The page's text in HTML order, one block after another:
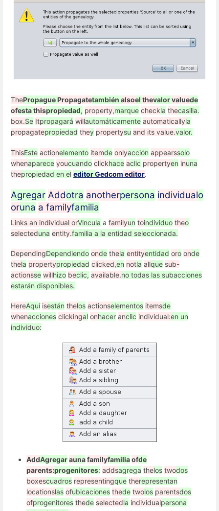
ThePropague Propagatetambién alsoel thevalorvaluede
ofestathispropiedad, property,marque checkla thecasilla.
box.Se Itpropagará willautomáticamente automaticallyla
propagatepropiedad they propertysu and its value.valor.
ThisEste actionelemento itemde onlyacción appearssolo
whenaparece youcuando clickhace aclic propertyen inuna
thepropiedad en el editorGedcom editor.
Agregar Addotra anotherpersona individualo
oruna a familyfamilia
Links an individual orVincula a familyun toindividuo theo
selecteduna entity.familia a la entidad seleccionada.
DependingDependiendo onde thela entityentidad oro onde
thela propertypropiedad clicked,en notla allque sub-
actionsse willhizo beclic, available.no todas las subacciones
estarán disponibles.
HereAquí isestán thelos actionselementos itemsde
whenacciones clickingal onhacer anclic individual:en un
individuo:
AddAgregaraunafamilyfamiliaofde
parents:progenitores: addsagrega thelos twodos
boxescuadros representingque therepresentan
locationslas ofubicaciones thede twolos parentsdos
ofprogenitores thede selectedla individualpersona